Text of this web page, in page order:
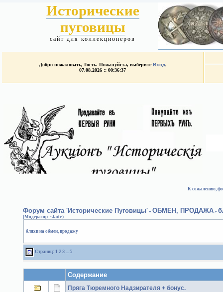
Исторические
пуговицы
сайт для коллекционеров
Добро пожаловать, Гость. Пожалуйста, выберитеВход.
07.08.2026 :: 00:36:37
К сожалению,
Форум сайта 'Исторические Пуговицы' » ОБМЕН, ПРОДАЖА »
(Модератор: slade)
бляхи на обмен, продажу
Страниц: 1 2 3 ... 5
Содержание
Пряга Тюремного Надзирателя + бонус.